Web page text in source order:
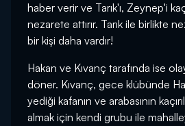
haber verir ve Tarık'ı, Zeynep'i
nezarete attırır. Tarık ile birlikte
bir kişi daha vardır!
Hakan ve Kıvanç tarafında ise
döner. Kıvanç, gece klübünde
yediği kafanın ve arabasının
almak için kendi grubu ile